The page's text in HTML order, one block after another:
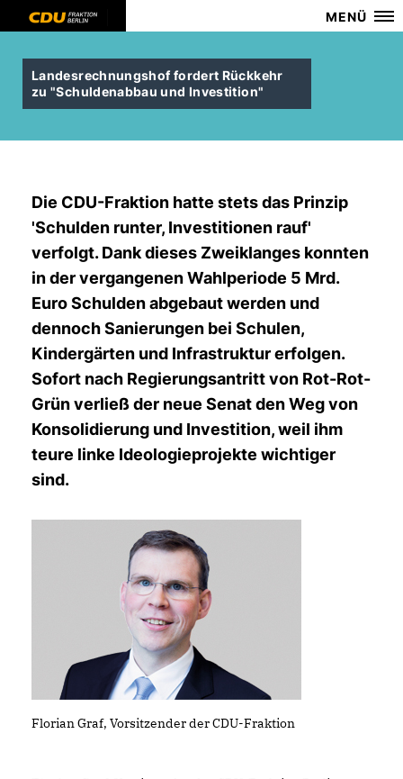
MENÜ
Landesrechnungshof fordert Rückkehr
zu "Schuldenabbau und Investition"
Die CDU-Fraktion hatte stets das Prinzip
'Schulden runter, Investitionen rauf'
verfolgt. Dank dieses Zweiklanges konnten
in der vergangenen Wahlperiode 5 Mrd.
Euro Schulden abgebaut werden und
dennoch Sanierungen bei Schulen,
Kindergärten und Infrastruktur erfolgen.
Sofort nach Regierungsantritt von Rot-Rot-
Grün verließ der neue Senat den Weg von
Konsolidierung und Investition, weil ihm
teure linke Ideologieprojekte wichtiger
sind.
Florian Graf, Vorsitzender der CDU-Fraktion